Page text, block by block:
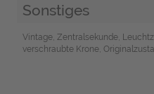
Sonstiges
Vintage, Zentralsekunde,
verschraubte Krone,